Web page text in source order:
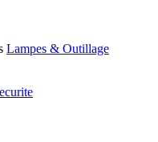
Lampes & Outillage